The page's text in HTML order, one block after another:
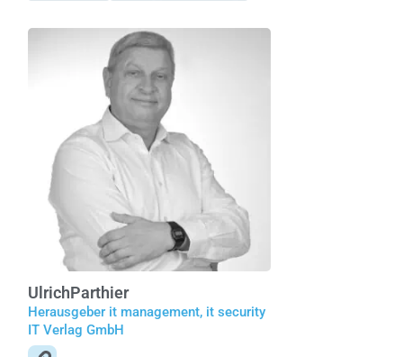
UlrichParthier
Herausgeber it management, it security
IT Verlag GmbH